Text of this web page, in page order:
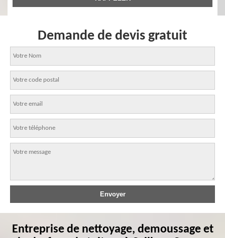
Demande de devis gratuit
Entreprise de nettoyage, demoussage et